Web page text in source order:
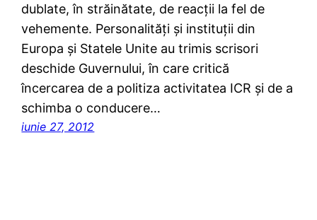
dublate, în străinătate, de reacții la fel de
vehemente. Personalități și instituții din
Europa și Statele Unite au trimis scrisori
deschide Guvernului, în care critică
încercarea de a politiza activitatea ICR și de a
schimba o conducere…
iunie 27, 2012